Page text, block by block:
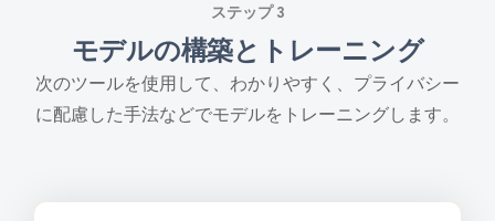
ステップ 3
モデルの構築とトレーニング
次のツールを使用して、わかりやすく、プライバシー
に配慮した手法などでモデルをトレーニングします。